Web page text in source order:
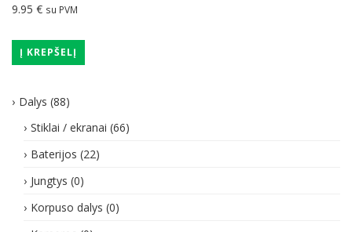
9.95 € su PVM
Į KREPŠELĮ
Dalys (88)
Stiklai / ekranai (66)
Baterijos (22)
Jungtys (0)
Korpuso dalys (0)